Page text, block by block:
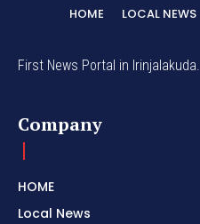
HOME LOCAL NEWS
First News Portal in Irinjalakuda.
Company
HOME
Local News